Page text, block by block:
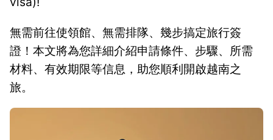
無需前往使領館、無需排隊、幾步搞定旅行簽
證！本文將為您詳細介紹申請條件、步驟、所需
材料、有效期限等信息，助您順利開啟越南之
旅。